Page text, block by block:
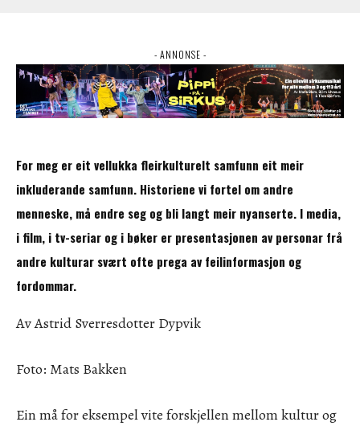
- ANNONSE -
For meg er eit vellukka fleirkulturelt samfunn eit meir
inkluderande samfunn. Historiene vi fortel om andre
menneske, må endre seg og bli langt meir nyanserte. I media,
i film, i tv-seriar og i bøker er presentasjonen av personar frå
andre kulturar svært ofte prega av feilinformasjon og
fordommar.
Av Astrid Sverresdotter Dypvik
Foto: Mats Bakken
Ein må for eksempel vite forskjellen mellom kultur og